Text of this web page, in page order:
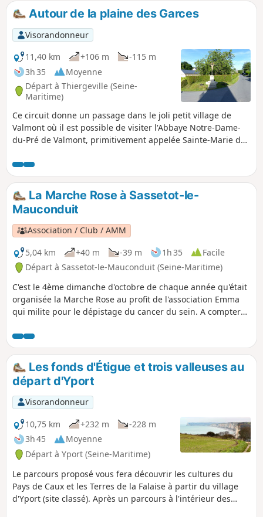
Autour de la plaine des Garces
Visorandonneur
11,40 km
+106 m
-115 m
3h 35
Moyenne
Départ à Thiergeville (Seine-
Maritime)
Ce circuit donne un passage dans le joli petit village de
Valmont où il est possible de visiter l'Abbaye Notre-Dame-
du-Pré de Valmont, primitivement appelée Sainte-Marie de
La Marche Rose à Sassetot-le-
Mauconduit
Association / Club / AMM
5,04 km
+40 m -39 m 1h 35
Facile
Départ à Sassetot-le-Mauconduit (Seine-Maritime)
C'est le 4ème dimanche d'octobre de chaque année qu'était
organisée la Marche Rose au profit de l'association Emma
qui milite pour le dépistage du cancer du sein. A compter
offre ainsi une ouverture à toutes et à tous, ce nouveau
tracé mettait également fin à l'organisation annuelle.
Les fonds d'Étigue et trois valleuses au
départ d'Yport
Visorandonneur
10,75 km
+232 m
-228 m
3h 45
Moyenne
Départ à Yport (Seine-Maritime)
Le parcours proposé vous fera découvrir les cultures du
Pays de Caux et les Terres de la Falaise à partir du village
d'Yport (site classé). Après un parcours à l'intérieur des